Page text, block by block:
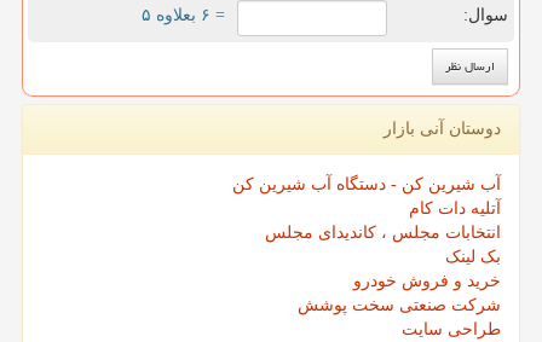
سوال: = ۶ بعلاوه ۵
دوستان آنی بازار
آب شیرین کن - دستگاه آب شیرین کن
آتلیه دات کام
انتخابات مجلس ، کاندیدای مجلس
بک لینک
خرید و فروش خودرو
شرکت صنعتی سخت پوشش
طراحی سایت